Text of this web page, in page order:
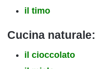
il timo
Cucina
il cioccolato